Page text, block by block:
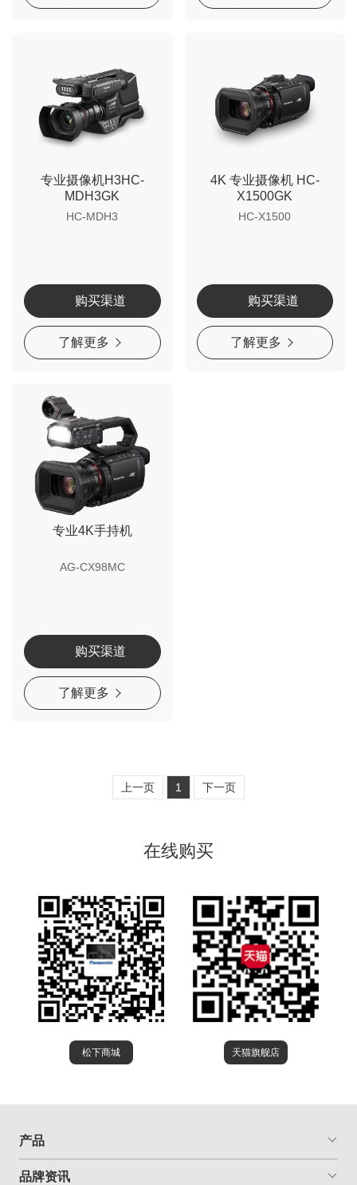
专业摄像机H3HC-
MDH3GK
HC-MDH3
购买渠道
了解更多
4K 专业摄像机 HC-
X1500GK
HC-X1500
购买渠道
了解更多
专业4K手持机
AG-CX98MC
购买渠道
了解更多
上一页 1 下一页
在线购买
松下商城 天猫旗舰店
产品
品牌资讯